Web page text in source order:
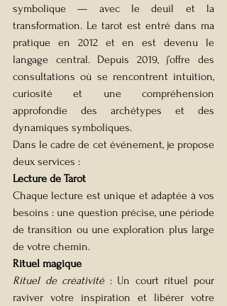
symbolique — avec le deuil et la
transformation. Le tarot est entré dans ma
pratique en 2012 et en est devenu le
langage central. Depuis 2019, j’offre des
consultations où se rencontrent intuition,
curiosité et une compréhension
approfondie des archétypes et des
dynamiques symboliques.
Dans le cadre de cet événement, je propose
deux services :
Lecture de Tarot
Chaque lecture est unique et adaptée à vos
besoins : une question précise, une période
de transition ou une exploration plus large
de votre chemin.
Rituel magique
Rituel de créativité : Un court rituel pour
raviver votre inspiration et libérer votre